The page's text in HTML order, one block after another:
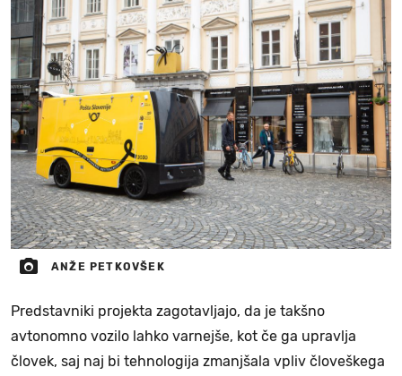
ANŽE PETKOVŠEK
Predstavniki projekta zagotavljajo, da je takšno
avtonomno vozilo lahko varnejše, kot če ga upravlja
človek, saj naj bi tehnologija zmanjšala vpliv človeškega